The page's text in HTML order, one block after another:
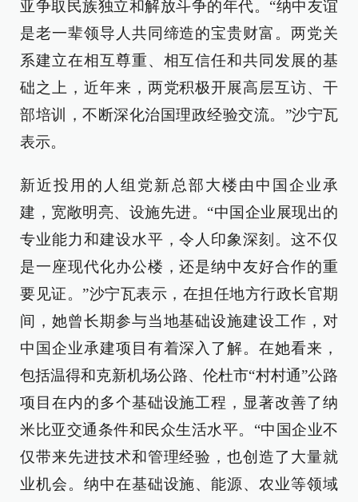
亚争取民族独立和解放斗争的年代。“纳中友谊
是老一辈领导人共同缔造的宝贵财富。两党关
系建立在相互尊重、相互信任和共同发展的基
础之上，近年来，两党积极开展高层互访、干
部培训，不断深化治国理政经验交流。”沙宁瓦
表示。
新近投用的人组党新总部大楼由中国企业承
建，宽敞明亮、设施先进。“中国企业展现出的
专业能力和建设水平，令人印象深刻。这不仅
是一座现代化办公楼，还是纳中友好合作的重
要见证。”沙宁瓦表示，在担任地方行政长官期
间，她曾长期参与当地基础设施建设工作，对
中国企业承建项目有着深入了解。在她看来，
包括温得和克新机场公路、伦杜市“村村通”公路
项目在内的多个基础设施工程，显著改善了纳
米比亚交通条件和民众生活水平。“中国企业不
仅带来先进技术和管理经验，也创造了大量就
业机会。纳中在基础设施、能源、农业等领域